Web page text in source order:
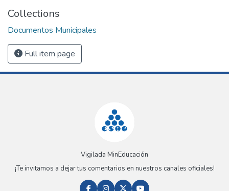
Collections
Documentos Municipales
Full item page
Vigilada MinEducación
¡Te invitamos a dejar tus comentarios en nuestros canales oficiales!